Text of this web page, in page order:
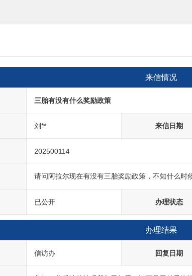
来信情况
三胎有没有什么奖励政策
刘** 来信日期
202500114
请问阿拉尔现在有没有三胎奖励政策，不知什么时
已公开 办理状态
办理结果
信访办 回复日期